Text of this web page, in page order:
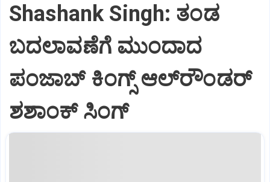
Shashank Singh: ತಂಡ
ಬದಲಾವಣೆಗೆ ಮುಂದಾದ
ಪಂಜಾಬ್‌ ಕಿಂಗ್ಸ್‌ ಆಲ್‌ರೌಂಡರ್
ಶಶಾಂಕ್‌ ಸಿಂಗ್‌